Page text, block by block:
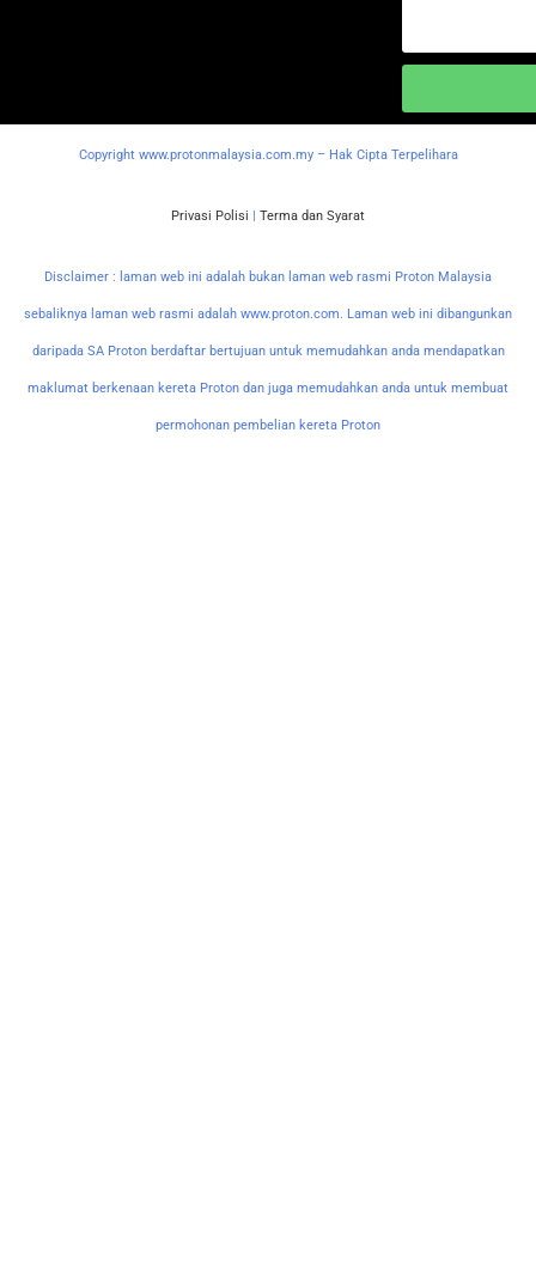
Copyright www.protonmalaysia.com.my – Hak Cipta Terpelihara
Privasi Polisi | Terma dan Syarat
Disclaimer : laman web ini adalah bukan laman web rasmi Proton Malaysia
sebaliknya laman web rasmi adalah www.proton.com. Laman web ini dibangunkan
daripada SA Proton berdaftar bertujuan untuk memudahkan anda mendapatkan
maklumat berkenaan kereta Proton dan juga memudahkan anda untuk membuat
permohonan pembelian kereta Proton